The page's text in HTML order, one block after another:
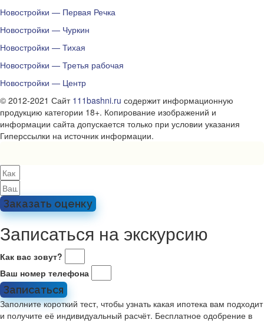
Новостройки — Первая Речка
Новостройки — Чуркин
Новостройки — Тихая
Новостройки — Третья рабочая
Новостройки — Центр
© 2012-2021 Сайт 111bashni.ru содержит информационную
продукцию категории 18+. Копирование изображений и
информации сайта допускается только при условии указания
Гиперссылки на источник информации.
Заказать оценку
Записаться на экскурсию
Как вас зовут?
Ваш номер телефона
Записаться
Заполните короткий тест, чтобы узнать какая ипотека вам подходит
и получите её индивидуальный расчёт. Бесплатное одобрение в